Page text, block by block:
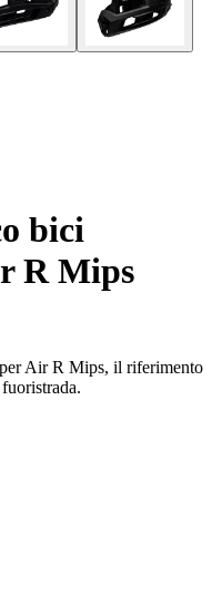
bici
R Mips
Air R Mips, il riferimento